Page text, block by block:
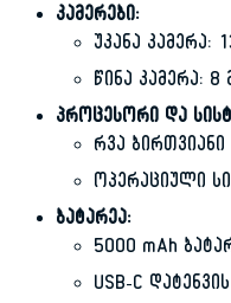
კამერები:
უკანა კამერა:
წინა კამერა: 8
პროცესორი და
რვა ბირთვიანი
ოპერაციული
ბატარეა:
5000 mAh
USB-C